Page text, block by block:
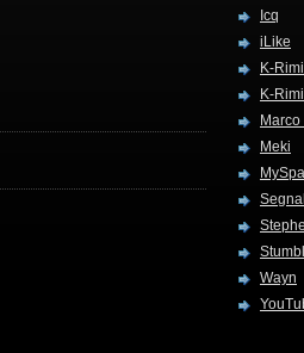
Icq
iLike
K-
K-
Meki
Wayn